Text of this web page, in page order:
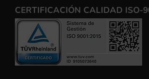
CERTIFICACIÓN CALIDAD ISO-